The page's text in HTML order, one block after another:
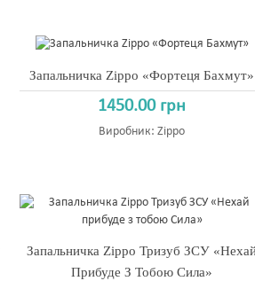
Запальничка Zippo «Фортеця Бахмут»
1450.00 грн
Виробник:Zippo
Запальничка Zippo Тризуб ЗСУ
Прибуде З Тобою Сила»